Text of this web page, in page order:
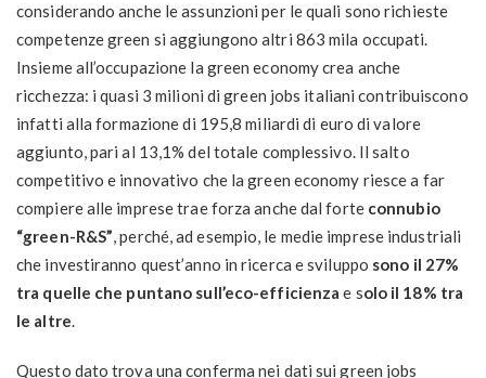
considerando anche le assunzioni per le quali sono richieste
competenze green si aggiungono altri 863 mila occupati.
Insieme all’occupazione la green economy crea anche
ricchezza: i quasi 3 milioni di green jobs italiani contribuiscono
infatti alla formazione di 195,8 miliardi di euro di valore
aggiunto, pari al 13,1% del totale complessivo. Il salto
competitivo e innovativo che la green economy riesce a far
compiere alle imprese trae forza anche dal forte connubio
“green-R&S”, perché, ad esempio, le medie imprese industriali
che investiranno quest’anno in ricerca e sviluppo sono il 27%
tra quelle che puntano sull’eco-efficienza e solo il 18% tra
le altre.
Questo dato trova una conferma nei dati sui green jobs